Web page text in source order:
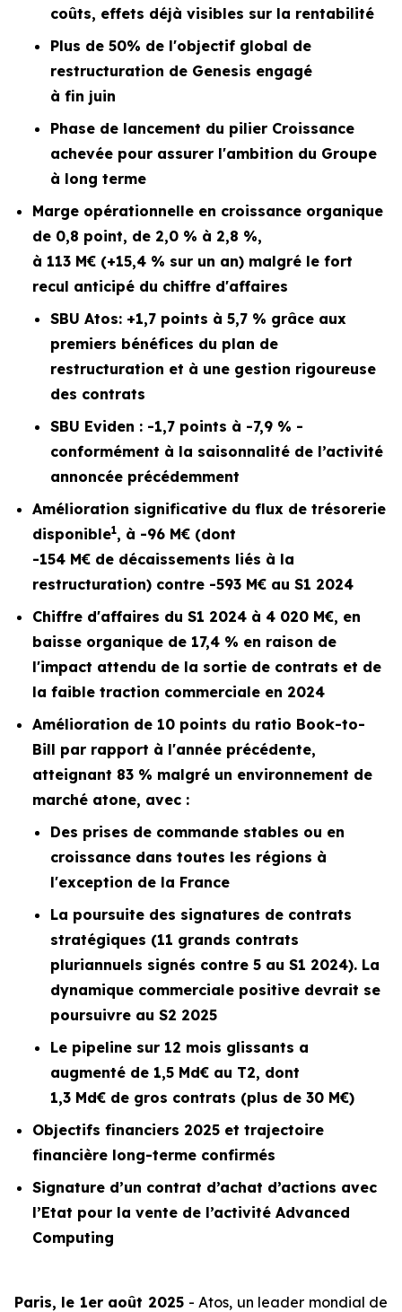
coûts, effets déjà visibles sur la rentabilité
Plus de 50% de l'objectif global de
restructuration de Genesis engagé
à fin juin
Phase de lancement du pilier Croissance
achevée pour assurer l'ambition du Groupe
à long terme
Marge opérationnelle en croissance organique
de 0,8 point, de 2,0 % à 2,8 %,
à 113 M€ (+15,4 % sur un an) malgré le fort
recul anticipé du chiffre d'affaires
SBU Atos: +1,7 points à 5,7 % grâce aux
premiers bénéfices du plan de
restructuration et à une gestion rigoureuse
des contrats
SBU Eviden : -1,7 points à -7,9 % -
conformément à la saisonnalité de l’activité
annoncée précédemment
Amélioration significative du flux de trésorerie
disponible1, à -96 M€ (dont
-154 M€ de décaissements liés à la
restructuration) contre -593 M€ au S1 2024
Chiffre d'affaires du S1 2024 à 4 020 M€, en
baisse organique de 17,4 % en raison de
l'impact attendu de la sortie de contrats et de
la faible traction commerciale en 2024
Amélioration de 10 points du ratio Book-to-
Bill par rapport à l'année précédente,
atteignant 83 % malgré un environnement de
marché atone, avec :
Des prises de commande stables ou en
croissance dans toutes les régions à
l'exception de la France
La poursuite des signatures de contrats
stratégiques (11 grands contrats
pluriannuels signés contre 5 au S1 2024). La
dynamique commerciale positive devrait se
poursuivre au S2 2025
Le pipeline sur 12 mois glissants a
augmenté de 1,5 Md€ au T2, dont
1,3 Md€ de gros contrats (plus de 30 M€)
Objectifs financiers 2025 et trajectoire
financière long-terme confirmés
Signature d’un contrat d’achat d’actions avec
l’Etat pour la vente de l’activité Advanced
Computing
Paris, le 1er août 2025 - Atos, un leader mondial de